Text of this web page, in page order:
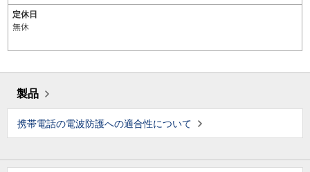
定休日
無休
製品
携帯電話の電波防護への適合性について